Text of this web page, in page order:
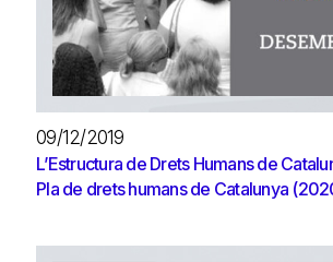
09/12/2019
L’Estructura de Drets Humans de
Pla de drets humans de Catalunya